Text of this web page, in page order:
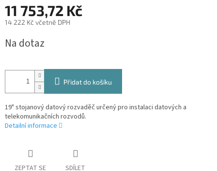
11 753,72 Kč
14 222 Kč včetně DPH
cena:
Na dotaz
Přidat do košíku
19" stojanový datový rozvaděč určený pro instalaci datových a
telekomunikačních rozvodů.
Detailní informace
ZEPTAT SE SDÍLET